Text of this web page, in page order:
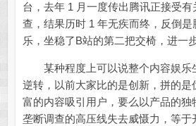
台，去年 1 月一度传出腾讯正接受
查，结果历时 1 年无疾而终，反倒
乐，坐稳了B站的第二把交椅，进一
某种程度上可以说整个内容娱乐
逆转，以前大家比的是创新，拼的是
富的内容吸引用户，要么以产品的独
垄断调查的高压线失去威慑力，等于